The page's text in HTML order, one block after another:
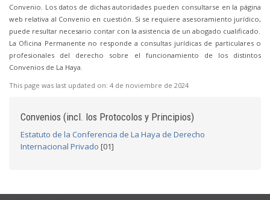
Convenio. Los datos de dichas autoridades pueden consultarse en la página
web relativa al Convenio en cuestión. Si se requiere asesoramiento jurídico,
puede resultar necesario contar con la asistencia de un abogado cualificado.
La Oficina Permanente no responde a consultas jurídicas de particulares o
profesionales del derecho sobre el funcionamiento de los distintos
Convenios de La Haya.
This page was last updated on: 4 de noviembre de 2024
Convenios (incl. los Protocolos y Principios)
Estatuto de la Conferencia de La Haya de Derecho
Internacional Privado [01]